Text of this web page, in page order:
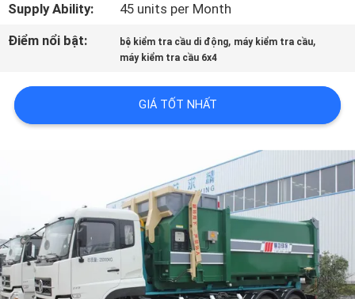
MÁY
SOÁT
CHẤT
HỆ
CHÚNG
TÔI
Supply Ability:
45 units per Month
Điểm nổi bật:
bệ kiểm tra cầu di động, máy kiểm tra cầu,
máy kiểm tra cầu 6x4
GIÁ TỐT NHẤT